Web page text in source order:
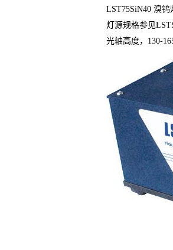
LST75SiN40 溴
灯源规格参见
光轴高度，130-